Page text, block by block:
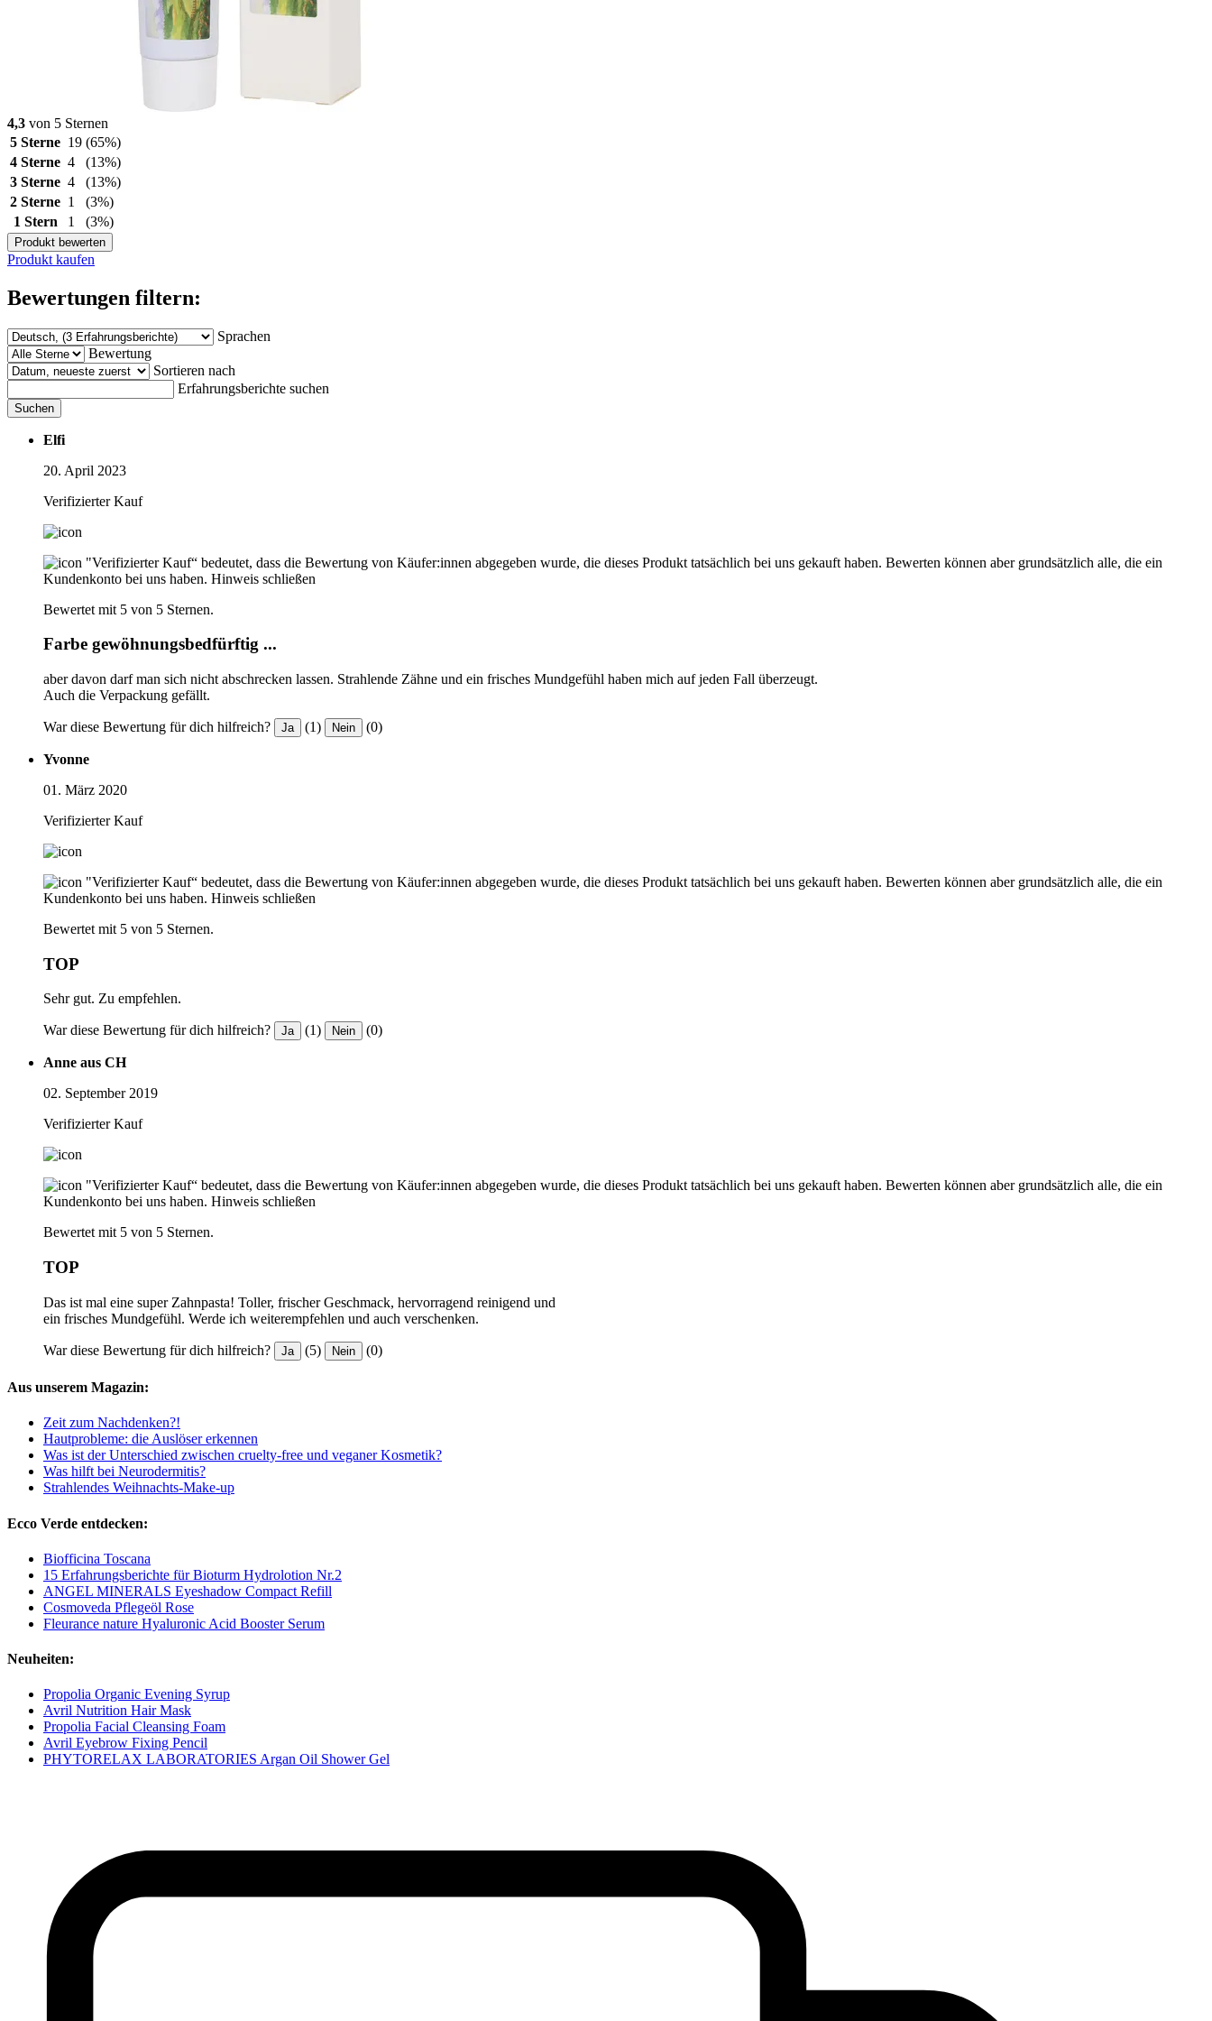
4,3 von 5 Sternen
5 Sterne 19 (65%)
4 Sterne 4
(13%)
3 Sterne 4
(13%)
2 Sterne 1
(3%)
1 Stern
1 (3%)
Produkt bewerten
Produkt kaufen
Bewertungen filtern:
Sprachen
Bewertung
Sortieren nach
Erfahrungsberichte suchen
Suchen
Elfi
20. April 2023
Verifizierter Kauf
"Verifizierter Kauf“ bedeutet, dass die Bewertung von Käufer:innen abgegeben wurde, die dieses Produkt tatsächlich bei uns gekauft haben. Bewerten können aber grundsätzlich alle, die ein
Kundenkonto bei uns haben. Hinweis schließen
Bewertet mit 5 von 5 Sternen.
Farbe gewöhnungsbedfürftig ...
aber davon darf man sich nicht abschrecken lassen. Strahlende Zähne und ein frisches Mundgefühl haben mich auf jeden Fall überzeugt.
Auch die Verpackung gefällt.
War diese Bewertung für dich hilfreich? Ja (1) Nein (0)
Yvonne
01. März 2020
Verifizierter Kauf
"Verifizierter Kauf“ bedeutet, dass die Bewertung von Käufer:innen abgegeben wurde, die dieses Produkt tatsächlich bei uns gekauft haben. Bewerten können aber grundsätzlich alle, die ein
Kundenkonto bei uns haben. Hinweis schließen
Bewertet mit 5 von 5 Sternen.
TOP
Sehr gut. Zu empfehlen.
War diese Bewertung für dich hilfreich? Ja (1) Nein (0)
Anne aus CH
02. September 2019
Verifizierter Kauf
"Verifizierter Kauf“ bedeutet, dass die Bewertung von Käufer:innen abgegeben wurde, die dieses Produkt tatsächlich bei uns gekauft haben. Bewerten können aber grundsätzlich alle, die ein
Kundenkonto bei uns haben. Hinweis schließen
Bewertet mit 5 von 5 Sternen.
TOP
Das ist mal eine super Zahnpasta! Toller, frischer Geschmack, hervorragend reinigend und
ein frisches Mundgefühl. Werde ich weiterempfehlen und auch verschenken.
War diese Bewertung für dich hilfreich? Ja (5) Nein (0)
Aus unserem Magazin:
Zeit zum Nachdenken?!
Hautprobleme: die Auslöser erkennen
Was ist der Unterschied zwischen cruelty-free und veganer Kosmetik?
Was hilft bei Neurodermitis?
Strahlendes Weihnachts-Make-up
Ecco Verde entdecken:
Biofficina Toscana
15 Erfahrungsberichte für Bioturm Hydrolotion Nr.2
ANGEL MINERALS Eyeshadow Compact Refill
Cosmoveda Pflegeöl Rose
Fleurance nature Hyaluronic Acid Booster Serum
Neuheiten:
Propolia Organic Evening Syrup
Avril Nutrition Hair Mask
Propolia Facial Cleansing Foam
Avril Eyebrow Fixing Pencil
PHYTORELAX LABORATORIES Argan Oil Shower Gel